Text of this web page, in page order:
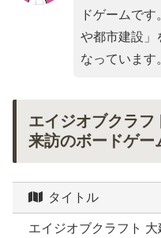
ドゲームで
や都市建設
なっています
エイジオブクラフ
来訪のボードゲー
タイトル
エイジオブクラフト